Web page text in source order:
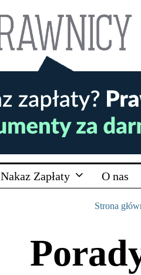
Nakaz Zapłaty O nas
Strona